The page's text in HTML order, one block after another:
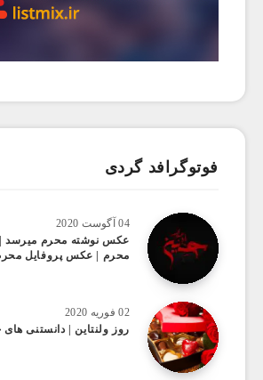
فوتوگرافد گردی
04 آگوست 2020
عکس ‌نوشته محرم میرسد
محرم | عکس پروفایل
02 فوریه 2020
روز ولنتاین | دانستنی